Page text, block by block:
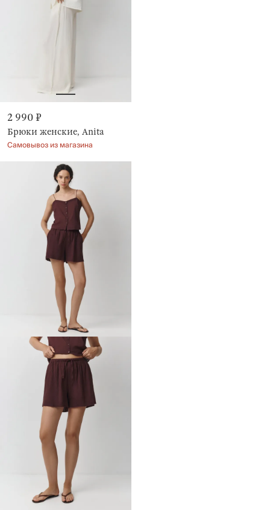
2 990 ₽
Брюки женские, Anita
Самовывоз из магазина